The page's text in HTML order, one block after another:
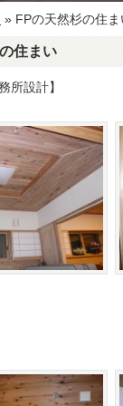
» FPの天然杉の住ま
住まい
所設計】